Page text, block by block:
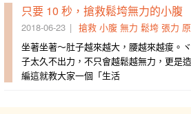
只要 10 秒，搶救鬆垮無力的小腹
2018-06-23 搶救 小腹 無力 鬆垮 張力
坐著坐著～肚子越來越大，腰越來越痠。
子太久不出力，不只會越鬆越無力，更是
編這就教大家一個「生活